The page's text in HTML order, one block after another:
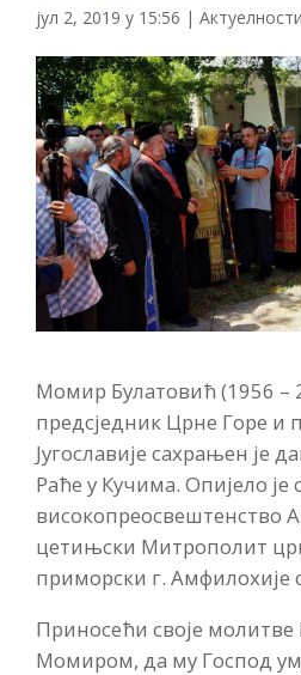
јул 2, 2019 у 15:56 | Актуелности
Момир Булатовић (1956 –
предсједник Црне Горе и
Југославије сахрањен је
Раће у Кучима. Опијело
високопреосвештенство
цетињски Митрополит
приморски г. Амфилохије
Приносећи своје молитве
Момиром, да му Господ